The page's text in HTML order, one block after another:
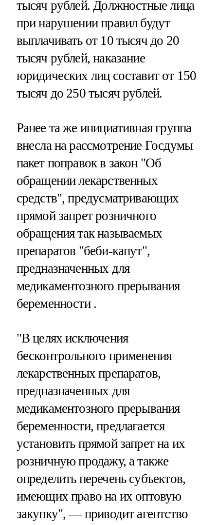
тысяч рублей. Должностные лица
при нарушении правил будут
выплачивать от 10 тысяч до 20
тысяч рублей, наказание
юридических лиц составит от 150
тысяч до 250 тысяч рублей.
Ранее та же инициативная группа
внесла на рассмотрение Госдумы
пакет поправок в закон "Об
обращении лекарственных
средств", предусматривающих
прямой запрет розничного
обращения так называемых
препаратов "беби-капут",
предназначенных для
медикаментозного прерывания
беременности .
"В целях исключения
бесконтрольного применения
лекарственных препаратов,
предназначенных для
медикаментозного прерывания
беременности, предлагается
установить прямой запрет на их
розничную продажу, а также
определить перечень субъектов,
имеющих право на их оптовую
закупку", — приводит агентство